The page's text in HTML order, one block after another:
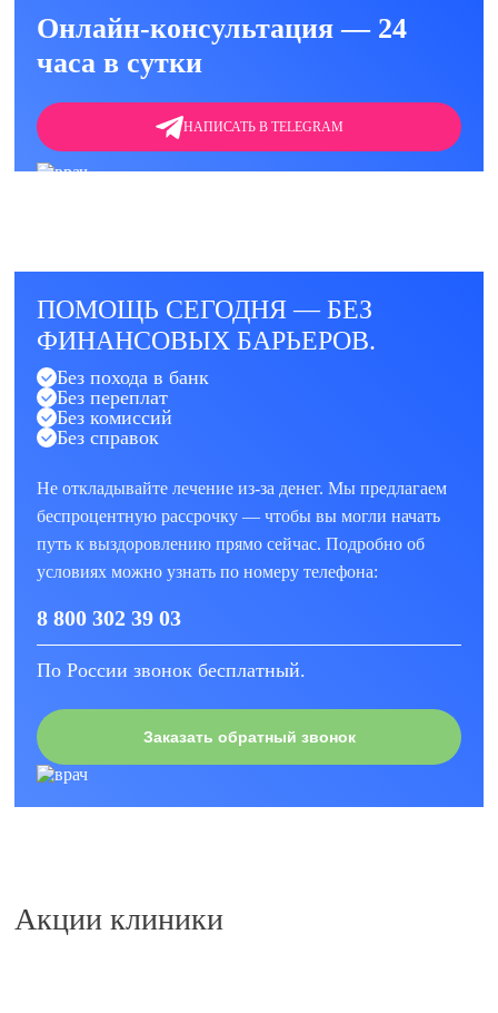
Онлайн-консультация — 24
часа в сутки
НАПИСАТЬ В TELEGRAM
ПОМОЩЬ СЕГОДНЯ — БЕЗ
ФИНАНСОВЫХ БАРЬЕРОВ.
Без похода в банк
Без переплат
Без комиссий
Без справок
Не откладывайте лечение из-за денег. Мы предлагаем
беспроцентную рассрочку — чтобы вы могли начать
путь к выздоровлению прямо сейчас. Подробно об
условиях можно узнать по номеру телефона:
8 800 302 39 03
По России звонок бесплатный.
Заказать обратный звонок
Акции клиники